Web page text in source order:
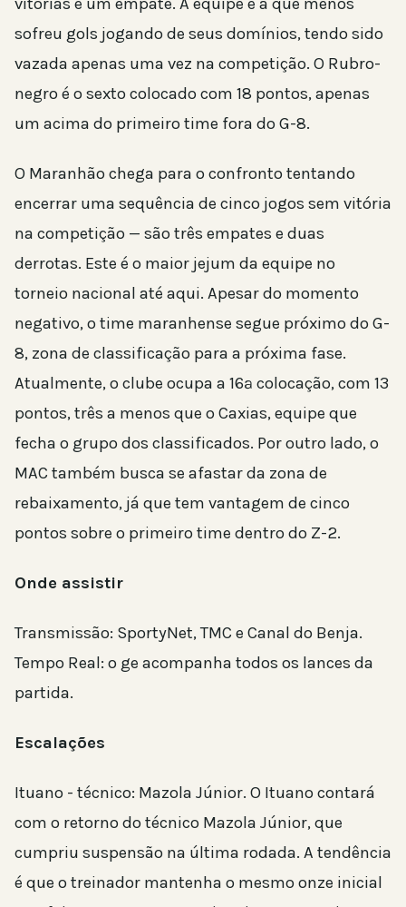
sofreu gols jogando de seus domínios, tendo sido
vazada apenas uma vez na competição. O Rubro-
negro é o sexto colocado com 18 pontos, apenas
um acima do primeiro time fora do G-8.
O Maranhão chega para o confronto tentando
encerrar uma sequência de cinco jogos sem vitória
na competição — são três empates e duas
derrotas. Este é o maior jejum da equipe no
torneio nacional até aqui. Apesar do momento
negativo, o time maranhense segue próximo do G-
8, zona de classificação para a próxima fase.
Atualmente, o clube ocupa a 16ª colocação, com 13
pontos, três a menos que o Caxias, equipe que
fecha o grupo dos classificados. Por outro lado, o
MAC também busca se afastar da zona de
rebaixamento, já que tem vantagem de cinco
pontos sobre o primeiro time dentro do Z-2.
Onde assistir
Transmissão: SportyNet, TMC e Canal do Benja.
Tempo Real: o ge acompanha todos os lances da
partida.
Escalações
Ituano - técnico: Mazola Júnior. O Ituano contará
com o retorno do técnico Mazola Júnior, que
cumpriu suspensão na última rodada. A tendência
é que o treinador mantenha o mesmo onze inicial